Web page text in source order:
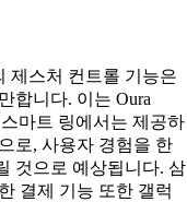
제스처 컨트롤 기능은
합니다. 이는 Oura
마트 링에서는 제공하
로, 사용자 경험을 한
것으로 예상됩니다. 삼
결제 기능 또한 갤럭